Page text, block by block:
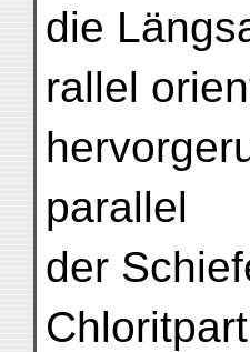
die
rallel
parallel
der